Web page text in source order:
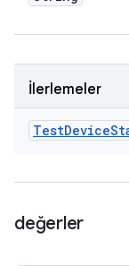
İlerlemeler
TestDevice
değerler